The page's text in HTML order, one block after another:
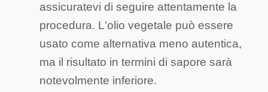
assicuratevi di seguire attentamente la
procedura. L'olio vegetale può essere
usato come alternativa meno autentica,
ma il risultato in termini di sapore sarà
notevolmente inferiore.